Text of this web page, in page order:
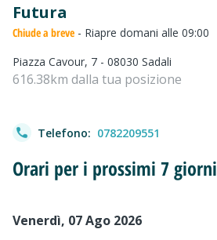
Futura
Chiude a breve - Riapre domani alle 09:00
Piazza Cavour, 7 - 08030 Sadali
616.38km dalla tua posizione
Telefono: 0782209551
Orari per i prossimi 7 giorni
Venerdì, 07 Ago 2026